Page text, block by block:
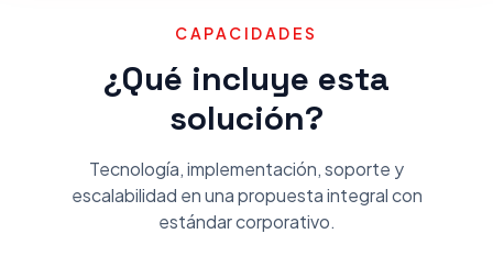
CAPACIDADES
¿Qué incluye esta
solución?
Tecnología, implementación, soporte y
escalabilidad en una propuesta integral con
estándar corporativo.